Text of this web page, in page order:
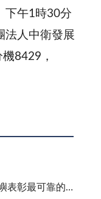
下午1時30分
法人中衛發展
8429，
父愛如山辛勤為家庭打拚 烈嶼表彰最可靠的父親